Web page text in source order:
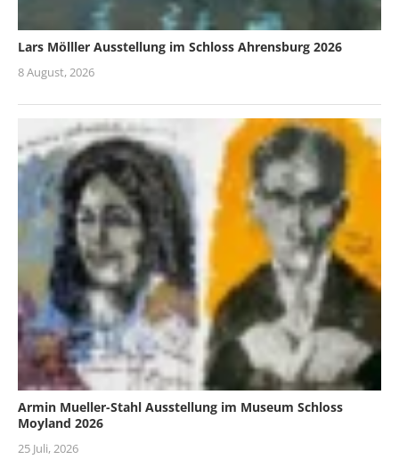
Lars Mölller Ausstellung im Schloss Ahrensburg 2026
8 August, 2026
Armin Mueller-Stahl Ausstellung im Museum Schloss
Moyland 2026
25 Juli, 2026